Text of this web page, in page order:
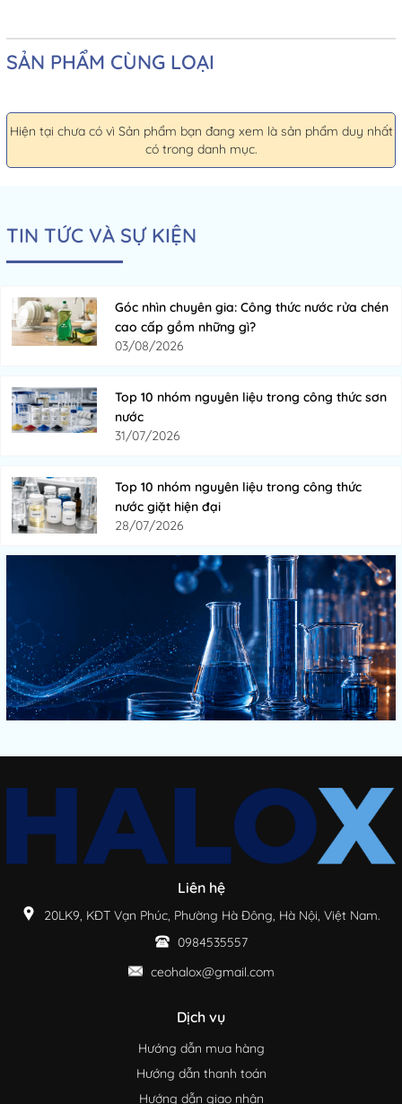
SẢN PHẨM CÙNG LOẠI
Hiện tại chưa có vì Sản phẩm bạn đang xem là sản phẩm duy nhất
có trong danh mục.
TIN TỨC VÀ SỰ KIỆN
Góc nhìn chuyên gia: Công thức nước rửa chén
cao cấp gồm những gì?
03/08/2026
Top 10 nhóm nguyên liệu trong công thức sơn
nước
31/07/2026
Top 10 nhóm nguyên liệu trong công thức
nước giặt hiện đại
28/07/2026
Liên hệ
20LK9, KĐT Vạn Phúc, Phường Hà Đông, Hà Nội, Việt Nam.
0984535557
ceohalox@gmail.com
Dịch vụ
Hướng dẫn mua hàng
Hướng dẫn thanh toán
Hướng dẫn giao nhận